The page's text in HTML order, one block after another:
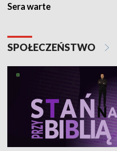
Sera warte
SPOŁECZEŃSTWO